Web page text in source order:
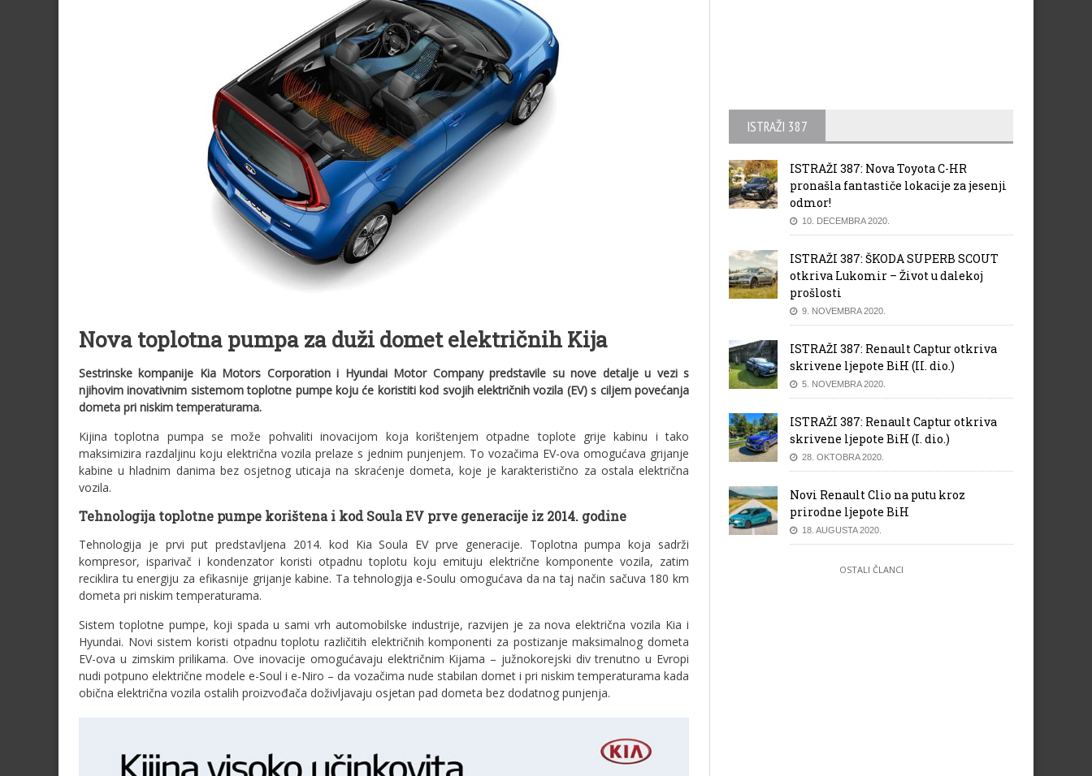
Nova toplotna pumpa za duži domet električnih Kija
Sestrinske kompanije Kia Motors Corporation i Hyundai Motor Company predstavile su nove detalje u vezi s
njihovim inovativnim sistemom toplotne pumpe koju će koristiti kod svojih električnih vozila (EV) s ciljem povećanja
dometa pri niskim temperaturama.
Kijina toplotna pumpa se može pohvaliti inovacijom koja korištenjem otpadne toplote grije kabinu i tako
maksimizira razdaljinu koju električna vozila prelaze s jednim punjenjem. To vozačima EV-ova omogućava grijanje
kabine u hladnim danima bez osjetnog uticaja na skraćenje dometa, koje je karakteristično za ostala električna
vozila.
Tehnologija toplotne pumpe korištena i kod Soula EV prve generacije iz 2014. godine
Tehnologija je prvi put predstavljena 2014. kod Kia Soula EV prve generacije. Toplotna pumpa koja sadrži
kompresor, isparivač i kondenzator koristi otpadnu toplotu koju emituju električne komponente vozila, zatim
reciklira tu energiju za efikasnije grijanje kabine. Ta tehnologija e-Soulu omogućava da na taj način sačuva 180 km
dometa pri niskim temperaturama.
Sistem toplotne pumpe, koji spada u sami vrh automobilske industrije, razvijen je za nova električna vozila Kia i
Hyundai. Novi sistem koristi otpadnu toplotu različitih električnih komponenti za postizanje maksimalnog dometa
EV-ova u zimskim prilikama. Ove inovacije omogućavaju električnim Kijama – južnokorejski div trenutno u Evropi
nudi potpuno električne modele e-Soul i e-Niro – da vozačima nude stabilan domet i pri niskim temperaturama kada
obična električna vozila ostalih proizvođača doživljavaju osjetan pad dometa bez dodatnog punjenja.
ISTRAŽI 387
ISTRAŽI 387: Nova Toyota C-HR
pronašla fantastiče lokacije za jesenji
odmor!
10. DECEMBRA 2020.
ISTRAŽI 387: ŠKODA SUPERB SCOUT
otkriva Lukomir – Život u dalekoj
prošlosti
9. NOVEMBRA 2020.
ISTRAŽI 387: Renault Captur otkriva
skrivene ljepote BiH (II. dio.)
5. NOVEMBRA 2020.
ISTRAŽI 387: Renault Captur otkriva
skrivene ljepote BiH (I. dio.)
28. OKTOBRA 2020.
Novi Renault Clio na putu kroz
prirodne ljepote BiH
18. AUGUSTA 2020.
OSTALI ČLANCI